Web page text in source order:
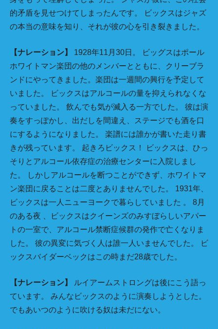
的矛盾を見せつけてしまったんです。 ビックスはジャズ
の本当の意味を知り、それが彼の心を引き裂きました。
【ナレーション】
1928年11月30日。 ビッグスはポール
ホワイトマン楽団の他のメンバーとともに、クリーブラ
ンドにやってきました。楽団は一週間の興行を予定して
いました。 ビックスはアルコールの量を抑えられなくな
っていました。 飲んでも気が滅入る一方でした。 彼は演
奏をすっぽかし、出だしを間違え、ステージでも酒を口
にするようになりました。 楽譜には誰かが書いた走り書
きが残っています。 起きろビックス！ ビックスは、ひっ
そりとアルコール依存症の治療センターに入院しまし
た。 しかしアルコールを断つことができず、ホワイトマ
ン楽団に戻ることは二度とありませんでした。 1931年、
ビックスは一人ニューヨークで暮らしていました 。 8月
のある夜 、ビックスはクイーンズのみすぼらしいアパー
トの一室で、アルコール禁断症候群の発作で亡くなりま
した。 彼の異変に気づく人は誰一人いませんでした。 ビ
ックスバイダーベックはこの時まだ28歳でした。
【ナレーション】
ルイアームストロングは後にこう語っ
ています。 みんなビックスのように演奏しようとした。
でもあいつのように吹ける奴は未だにない。